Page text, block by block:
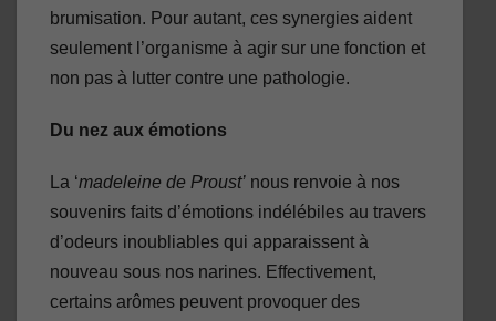
brumisation. Pour autant, ces synergies aident
seulement l’organisme à agir sur une fonction et
non pas à lutter contre une pathologie.
Du nez aux émotions
La ‘madeleine de Proust’ nous renvoie à nos
souvenirs faits d’émotions indélébiles au travers
d’odeurs inoubliables qui apparaissent à
nouveau sous nos narines. Effectivement,
certains arômes peuvent provoquer des